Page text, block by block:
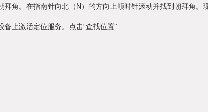
角。在指南针向北（N）的方向上顺时针滚动并找到朝拜角。
上激活定位服务。点击“查找位置”